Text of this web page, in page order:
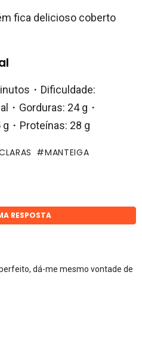
fica delicioso coberto
・Dificuldade:
・Gorduras: 24 g・
・Proteínas: 28 g
MANTEIGA
RESPOSTA
dá-me mesmo vontade de